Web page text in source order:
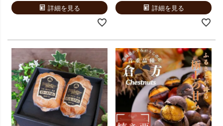
詳細を見る 詳細を見る